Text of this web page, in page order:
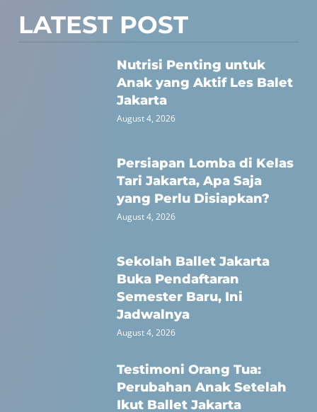
LATEST POST
Nutrisi Penting untuk
Anak yang Aktif Les Balet
Jakarta
August 4, 2026
Persiapan Lomba di Kelas
Tari Jakarta, Apa Saja
yang Perlu Disiapkan?
August 4, 2026
Sekolah Ballet Jakarta
Buka Pendaftaran
Semester Baru, Ini
Jadwalnya
August 4, 2026
Testimoni Orang Tua:
Perubahan Anak Setelah
Ikut Ballet Jakarta